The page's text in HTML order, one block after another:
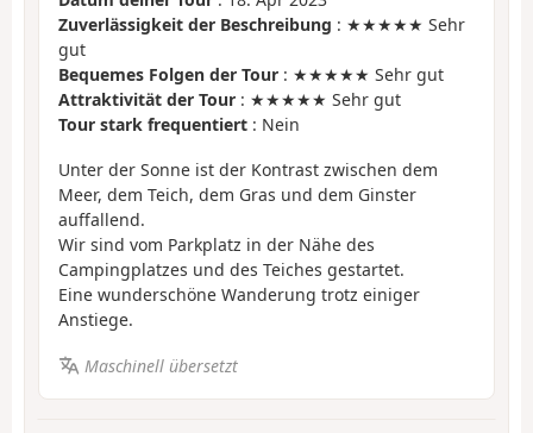
Zuverlässigkeit der Beschreibung : ★★★★★ Sehr
gut
Bequemes Folgen der Tour : ★★★★★ Sehr gut
Attraktivität der Tour : ★★★★★ Sehr gut
Tour stark frequentiert : Nein
Unter der Sonne ist der Kontrast zwischen dem
Meer, dem Teich, dem Gras und dem Ginster
auffallend.
Wir sind vom Parkplatz in der Nähe des
Campingplatzes und des Teiches gestartet.
Eine wunderschöne Wanderung trotz einiger
Anstiege.
Maschinell übersetzt